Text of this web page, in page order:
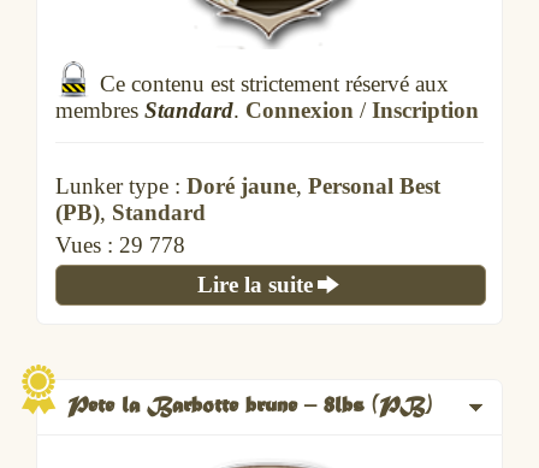
Ce contenu est strictement réservé aux
membres Standard. Connexion /Inscription
Lunker type : Doré jaune, Personal Best
(PB), Standard
Vues : 29 778
Lire la suite
Pete la Barbotte brune – 8lbs (PB)